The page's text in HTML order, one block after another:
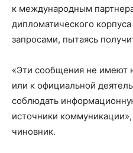
к международным
дипломатического
запросами, пытаясь
«Эти сообщения не имеют
или к официальной
соблюдать
источники
чиновник.